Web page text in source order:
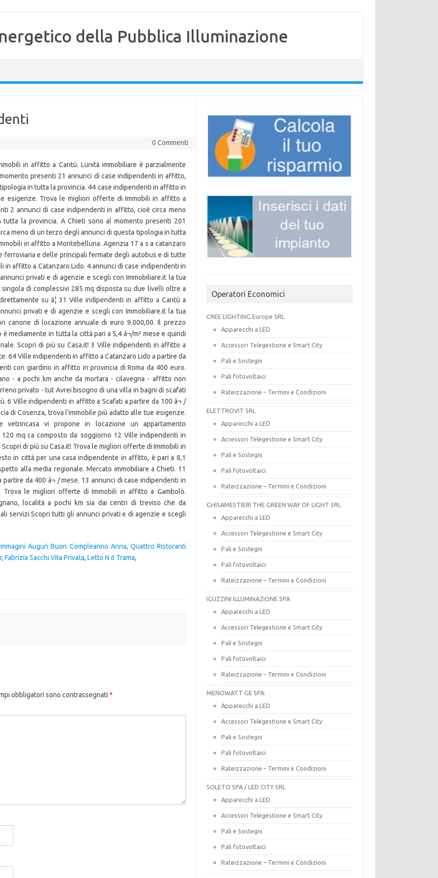
della Pubblica Illuminazione
0 Commenti
in affitto a Cantù. Lunità immobiliare è parzialmente
presenti 21 annunci di case indipendenti in affitto,
in tutta la provincia. 44 case indipendenti in affitto in
esigenze. Trova le migliori offerte di Immobili in affitto a
2 annunci di case indipendenti in affitto, cioè circa meno
la provincia. A Chieti sono al momento presenti 201
meno di un terzo degli annunci di questa tipologia in tutta
in affitto a Montebelluna. Agenzia 17 a s a catanzaro
ferroviaria e delle principali fermate degli autobus e di tutte
in affitto a Catanzaro Lido. 4 annunci di case indipendenti in
privati e di agenzie e scegli con Immobiliare.it la tua
di complessivi 285 mq disposta su due livelli oltre a
su â¦ 31 Ville indipendenti in affitto a Cantù a
privati e di agenzie e scegli con Immobiliare.it la tua
canone di locazione annuale di euro 9.000,00. Il prezzo
mediamente in tutta la città pari a 5,4 â¬/m² mese e quindi
Scopri di più su Casa.it! 3 Ville indipendenti in affitto a
64 Ville indipendenti in affitto a Catanzaro Lido a partire da
con giardino in affitto in provincia di Roma da 400 euro.
- a pochi km anche da mortara - cilavegna - affitto non
privato - tut Avrei bisogno di una villa in bagni di scafati
6 Ville indipendenti in affitto a Scafati a partire da 100 â¬ /
di Cosenza, trova l'immobile più adatto alle tue esigenze.
vetrincasa vi propone in locazione un appartamento
mq ca composto da: soggiorno 12 Ville indipendenti in
di più su Casa.it! Trova le migliori offerte di Immobili in
in città per una casa indipendente in affitto, è pari a 8,1
alla media regionale. Mercato immobiliare a Chieti. 11
da 400 â¬ / mese. 13 annunci di case indipendenti in
le migliori offerte di Immobili in affitto a Gambolò.
località a pochi km sia dai centri di treviso che da
servizi Scopri tutti gli annunci privati e di agenzie e scegli
Auguri Buon Compleanno Anna, Quattro Ristoranti
, Fabrizia Sacchi Vita Privata, Letto N 6 Trama,
obbligatori sono contrassegnati *
Operatori Economici
CREE LIGHTING Europe SRL
Apparecchi a LED
Accessori Telegestione e Smart City
Pali e Sostegni
Pali fotovoltaici
Rateizzazione – Termini e Condizioni
ELETTROVIT SRL
Apparecchi a LED
Accessori Telegestione e Smart City
Pali e Sostegni
Pali fotovoltaici
Rateizzazione – Termini e Condizioni
GHISAMESTIERI THE GREEN WAY OF LIGHT SRL
Apparecchi a LED
Accessori Telegestione e Smart City
Pali e Sostegni
Pali fotovoltaici
Rateizzazione – Termini e Condizioni
IGUZZINI ILLUMINAZIONE SPA
Apparecchi a LED
Accessori Telegestione e Smart City
Pali e Sostegni
Pali fotovoltaici
Rateizzazione – Termini e Condizioni
MENOWATT GE SPA
Apparecchi a LED
Accessori Telegestione e Smart City
Pali e Sostegni
Pali fotovoltaici
Rateizzazione – Termini e Condizioni
SOLETO SPA / LED CITY SRL
Apparecchi a LED
Accessori Telegestione e Smart City
Pali e Sostegni
Pali fotovoltaici
Rateizzazione – Termini e Condizioni